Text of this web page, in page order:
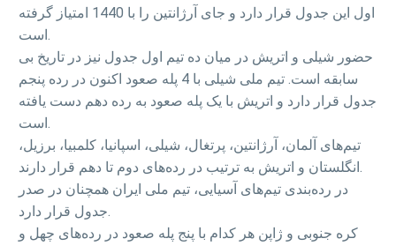
اول این جدول قرار دارد و جای آرژانتین را با 1440 امتیاز گرفته
است.
حضور شیلی و اتریش در میان ده تیم اول جدول نیز در تاریخ بی
سابقه است. تیم ملی شیلی با 4 پله صعود اکنون در رده پنجم
جدول قرار دارد و اتریش با یک پله صعود به رده دهم دست یافته
است.
تیم‌های آلمان، آرژانتین، پرتغال، شیلی، اسپانیا، کلمبیا، برزیل،
انگلستان و اتریش به ترتیب در رده‌های دوم تا دهم قرار دارند.
در رده‌بندی تیم‌های آسیایی، تیم ملی ایران همچنان در صدر
جدول قرار دارد.
کره جنوبی و ژاپن هر کدام با پنج پله صعود در رده‌های چهل و